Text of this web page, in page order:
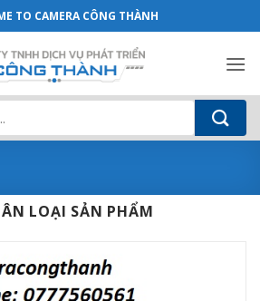
DS-2CE72DFT-
TO CAMERA CÔNG THÀNH
LOẠI SẢN PHẨM